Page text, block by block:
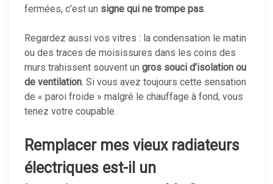
fermées, c’est un signe qui ne trompe pas.
Regardez aussi vos vitres : la condensation le matin
ou des traces de moisissures dans les coins des
murs trahissent souvent un gros souci d’isolation ou
de ventilation. Si vous avez toujours cette sensation
de « paroi froide » malgré le chauffage à fond, vous
tenez votre coupable.
Remplacer mes vieux radiateurs
électriques est-il un